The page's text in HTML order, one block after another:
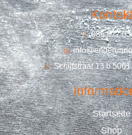
085 877
Schijfstraat 13 b
Startseite
Shop